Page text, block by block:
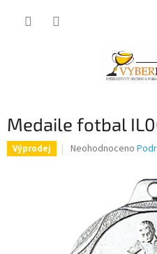
Medaile fotbal
Výprodej
Průměrné
hvězdiček.
Neohodnoceno